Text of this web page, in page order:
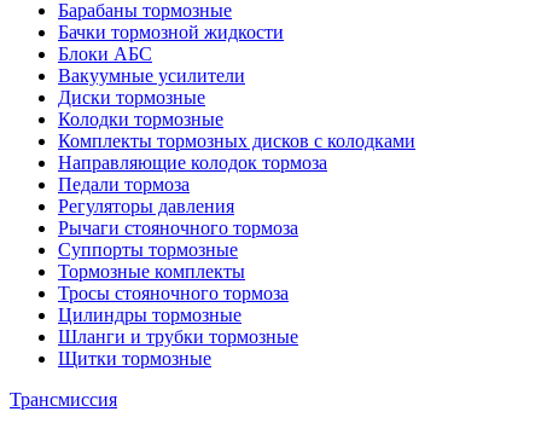
Барабаны тормозные
Бачки тормозной жидкости
Блоки АБС
Вакуумные усилители
Диски тормозные
Колодки тормозные
Комплекты тормозных дисков с колодками
Направляющие колодок тормоза
Педали тормоза
Регуляторы давления
Рычаги стояночного тормоза
Суппорты тормозные
Тормозные комплекты
Тросы стояночного тормоза
Цилиндры тормозные
Шланги и трубки тормозные
Щитки тормозные
Трансмиссия